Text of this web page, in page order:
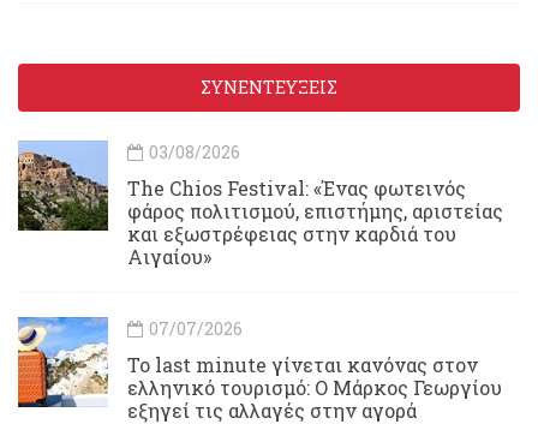
ΣΥΝΕΝΤΕΥΞΕΙΣ
03/08/2026
Τhe Chios Festival: «Ένας φωτεινός
φάρος πολιτισμού, επιστήμης, αριστείας
και εξωστρέφειας στην καρδιά του
Αιγαίου»
07/07/2026
Το last minute γίνεται κανόνας στον
ελληνικό τουρισμό: Ο Μάρκος Γεωργίου
εξηγεί τις αλλαγές στην αγορά